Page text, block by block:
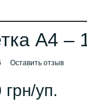
А4 –
Оставить отзыв
уп.